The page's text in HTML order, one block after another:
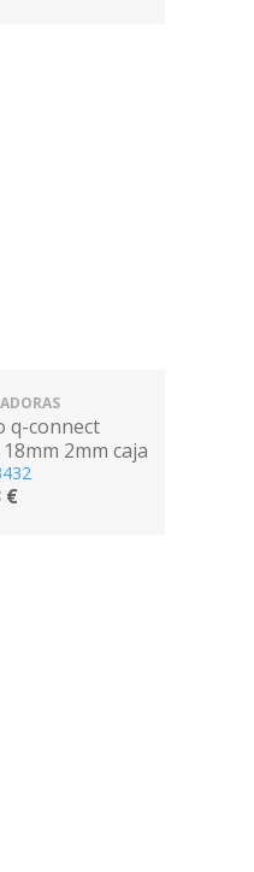
q-connect
2mm caja
€